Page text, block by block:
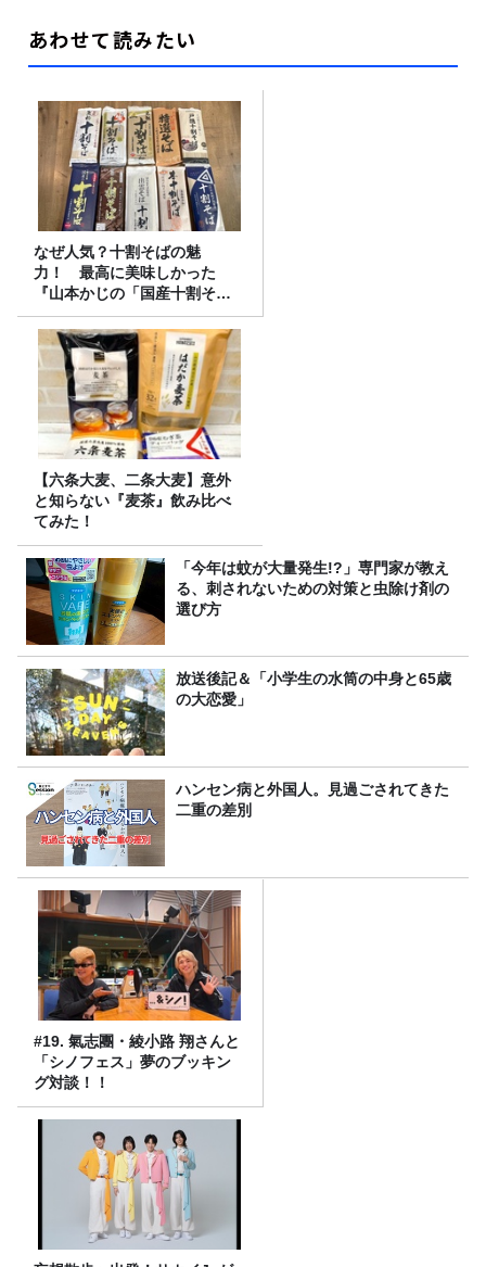
あわせて読みたい
なぜ人気？十割そばの魅
力！ 最高に美味しかった
『山本かじの「国産十割そ
ば」』とは？【十割そば10種
食べ比べ】
【六条大麦、二条大麦】意外
と知らない『麦茶』飲み比べ
てみた！
「今年は蚊が大量発生!?」専門家が教え
る、刺されないための対策と虫除け剤の
選び方
放送後記＆「小学生の水筒の中身と65歳
の大恋愛」
ハンセン病と外国人。見過ごされてきた
二重の差別
#19. 氣志團・綾小路 翔さんと
「シノフェス」夢のブッキン
グ対談！！